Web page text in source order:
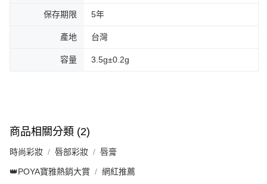
保存期限 5年
產地 台灣
容量 3.5g±0.2g
商品相關分類 (2)
時尚彩妝 唇部彩妝 唇膏
👑POYA寶雅熱銷大賞 網紅推薦